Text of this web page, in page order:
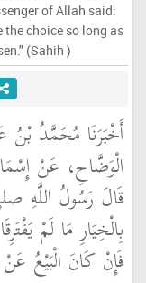
of Allah said:
choice so long as
(Sahih )
أَخْبَرَنَا مُحَمَّدُ بْنُ
الْوَضَّاحِ، عَنْ
قَالَ رَسُولُ اللَّهِ
بِالْخِيَارِ مَا لَمْ
فَإِنْ كَانَ الْبَيْعُ